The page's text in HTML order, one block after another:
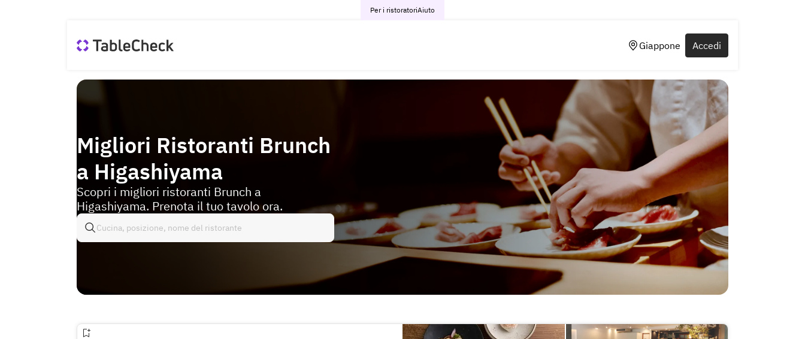
Per i ristoratoriAiuto
Giappone Accedi
Migliori Ristoranti Brunch
a Higashiyama
Scopri i migliori ristoranti Brunch a
Higashiyama. Prenota il tuo tavolo ora.